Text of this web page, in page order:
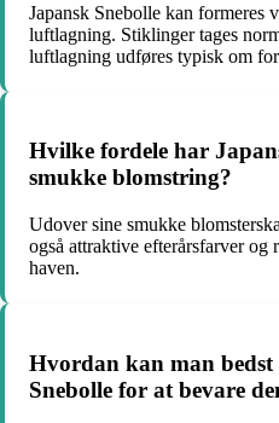
Japansk Snebolle kan
luftlagning. Stiklinger tages
luftlagning udføres typisk om
Hvilke fordele har
smukke blomstring?
Udover sine smukke
også attraktive efterårsfarver
haven.
Hvordan kan man bedst
Snebolle for at bevare